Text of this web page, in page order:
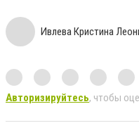
Ивлева Кристина
Авторизируйтесь, чтобы